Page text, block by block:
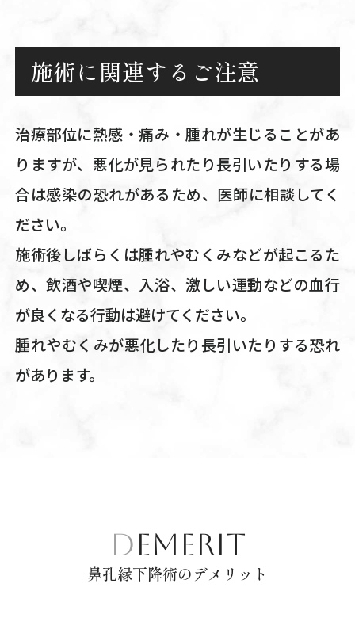
施術に関連するご注意
治療部位に熱感・痛み・腫れが生じることがあ
りますが、悪化が見られたり長引いたりする場
合は感染の恐れがあるため、医師に相談してく
ださい。
施術後しばらくは腫れやむくみなどが起こるた
め、飲酒や喫煙、入浴、激しい運動などの血行
が良くなる行動は避けてください。
腫れやむくみが悪化したり長引いたりする恐れ
があります。
DEMERIT
鼻孔縁下降術のデメリット